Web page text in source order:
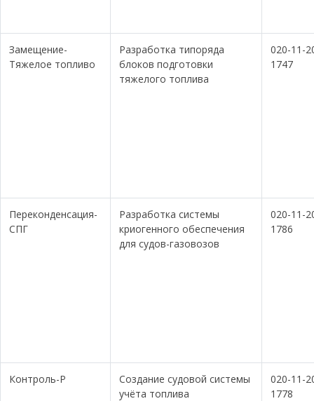
Замещение-
Тяжелое топливо
Разработка типоряда
блоков подготовки
тяжелого топлива
020-11-
1747
Переконденсация-
СПГ
Разработка системы
криогенного обеспечения
для судов-газовозов
020-11-
1786
Контроль-Р
Создание судовой системы
учёта топлива
020-11-
1778